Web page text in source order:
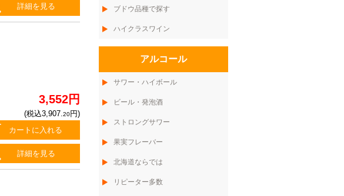
詳細を見る
3,552円
(税込3,907. 20円)
カートに入れる
詳細を見る
ブドウ品種で探す
ハイクラスワイン
アルコール
サワー・ハイボール
ビール・発泡酒
ストロングサワー
果実フレーバー
北海道ならでは
リピーター多数